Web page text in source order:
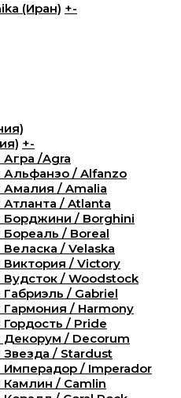
(Иран) +-
+-
/Agra
Альфанзо / Alfanzo
Амалия / Amalia
/ Atlanta
Борджини / Borghini
/ Boreal
/ Velaska
/ Victory
/ Woodstock
/ Gabriel
/ Harmony
/ Pride
Декорум / Decorum
/ Stardust
Имперадор / Imperador
/ Camlin